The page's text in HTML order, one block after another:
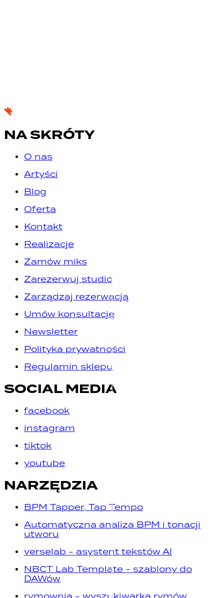
NA SKRÓTY
O nas
Artyści
Blog
Oferta
Kontakt
Realizacje
Zamów miks
Zarezerwuj studio
Zarządzaj rezerwacją
Umów konsultację
Newsletter
Polityka prywatności
Regulamin sklepu
SOCIAL MEDIA
facebook
instagram
tiktok
youtube
NARZĘDZIA
BPM Tapper, Tap Tempo
Automatyczna analiza BPM i tonacji
utworu
verselab - asystent tekstów AI
NBCT Lab Template - szablony do
DAWów
rymownia - wyszukiwarka rymów